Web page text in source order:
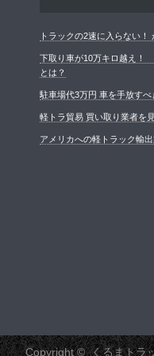
トラックの2速に入らない！
下取り車が10万キロ越え！
とは？
駐車場代3万円 車を手放すべ
軽トラ貿易 買い取り業者を
アメリカへの軽トラック輸
Copyright ©くるまトラ